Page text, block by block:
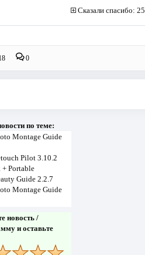
Сказали спасибо: 25
0
по теме:
Montage Guide
Pilot 3.10.2
+ Portable
Guide 2.2.7
Montage Guide
новость /
и оставьте